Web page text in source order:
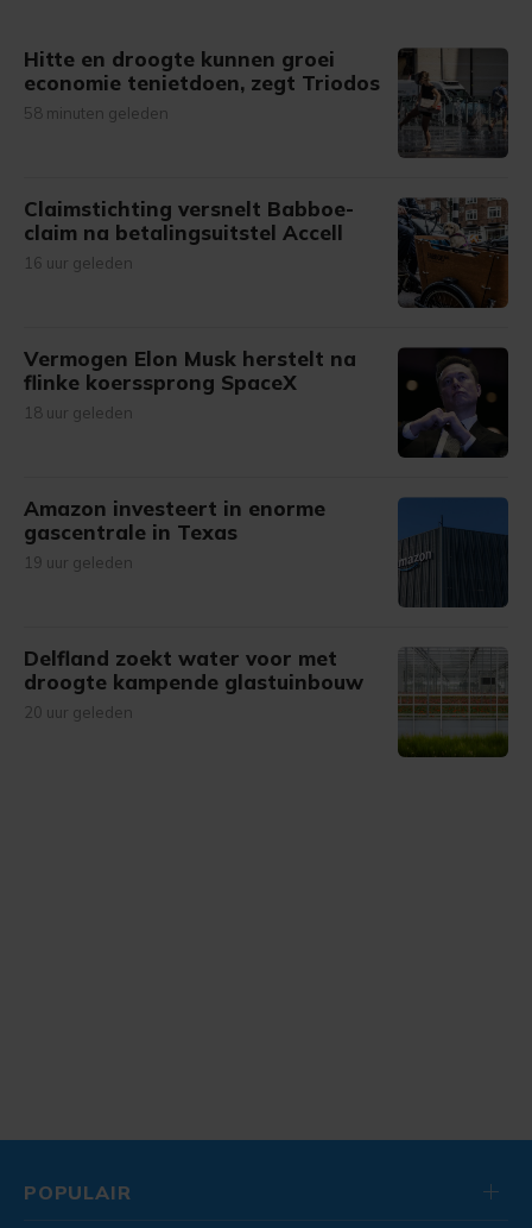
Hitte en droogte kunnen groei
economie tenietdoen, zegt Triodos
58 minuten geleden
Claimstichting versnelt Babboe-
claim na betalingsuitstel Accell
16 uur geleden
Vermogen Elon Musk herstelt na
flinke koerssprong SpaceX
18 uur geleden
Amazon investeert in enorme
gascentrale in Texas
19 uur geleden
Delfland zoekt water voor met
droogte kampende glastuinbouw
20 uur geleden
POPULAIR